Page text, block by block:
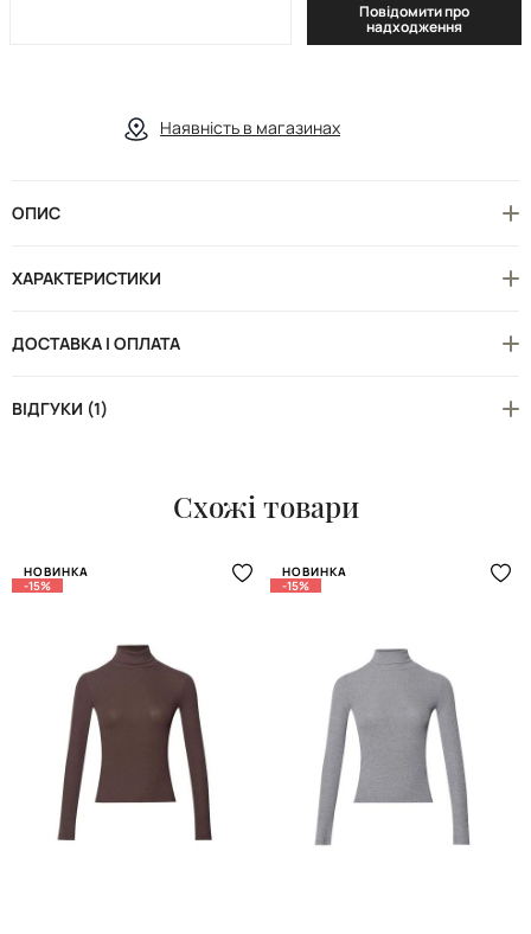
Повідомити про
надходження
Наявність в магазинах
ОПИС
ХАРАКТЕРИСТИКИ
ДОСТАВКА І ОПЛАТА
ВІДГУКИ (1)
Схожі товари
НОВИНКА
-15%
НОВИНКА
-15%